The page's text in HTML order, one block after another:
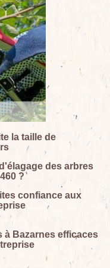
la taille de
des arbres
?
confiance aux
à Bazarnes efficaces